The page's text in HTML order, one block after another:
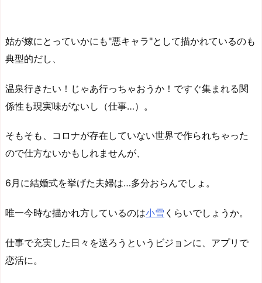
姑が嫁にとっていかにも"悪キャラ"として描かれているのも
典型的だし、
温泉行きたい！じゃあ行っちゃおうか！ですぐ集まれる関
係性も現実味がないし（仕事…）。
そもそも、コロナが存在していない世界で作られちゃった
ので仕方ないかもしれませんが、
6月に結婚式を挙げた夫婦は…多分おらんでしょ。
唯一今時な描かれ方しているのは小雪 くらいでしょうか。
仕事で充実した日々を送ろうというビジョンに、アプリで
恋活に。